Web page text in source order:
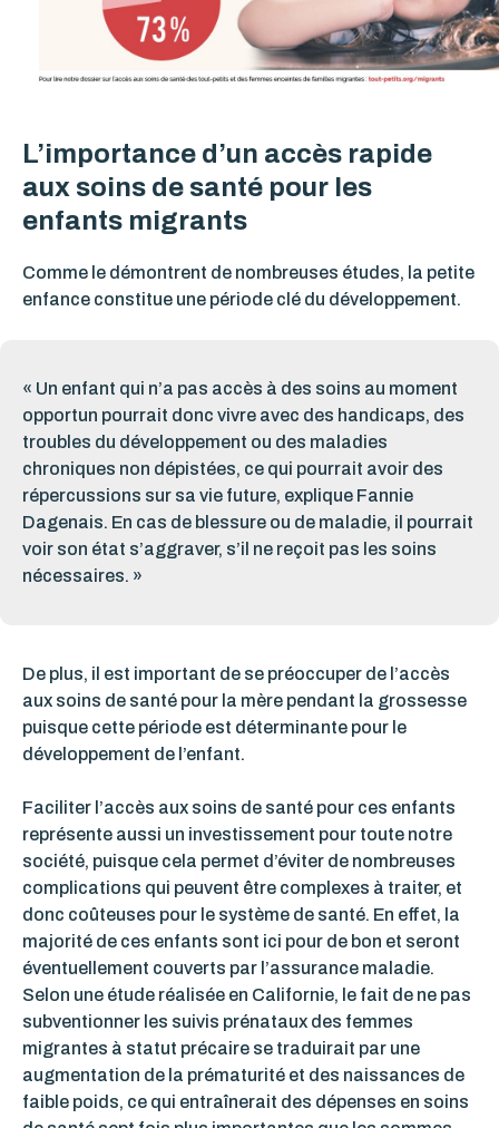
L’importance d’un accès rapide
aux soins de santé pour les
enfants migrants
Comme le démontrent de nombreuses études, la petite
enfance constitue une période clé du développement.
« Un enfant qui n’a pas accès à des soins au moment
opportun pourrait donc vivre avec des handicaps, des
troubles du développement ou des maladies
chroniques non dépistées, ce qui pourrait avoir des
répercussions sur sa vie future, explique Fannie
Dagenais. En cas de blessure ou de maladie, il pourrait
voir son état s’aggraver, s’il ne reçoit pas les soins
nécessaires. »
De plus, il est important de se préoccuper de l’accès
aux soins de santé pour la mère pendant la grossesse
puisque cette période est déterminante pour le
développement de l’enfant.
Faciliter l’accès aux soins de santé pour ces enfants
représente aussi un investissement pour toute notre
société, puisque cela permet d’éviter de nombreuses
complications qui peuvent être complexes à traiter, et
donc coûteuses pour le système de santé. En effet, la
majorité de ces enfants sont ici pour de bon et seront
éventuellement couverts par l’assurance maladie.
Selon une étude réalisée en Californie, le fait de ne pas
subventionner les suivis prénataux des femmes
migrantes à statut précaire se traduirait par une
augmentation de la prématurité et des naissances de
faible poids, ce qui entraînerait des dépenses en soins